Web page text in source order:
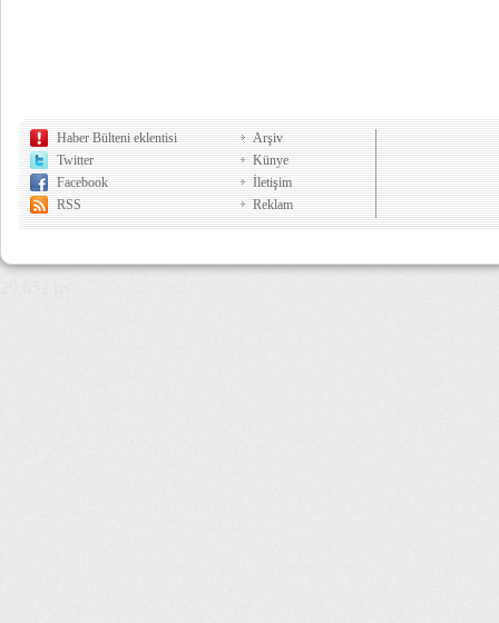
Haber Bülteni eklentisi
Twitter
Facebook
RSS
Arşiv
Künye
İletişim
Reklam